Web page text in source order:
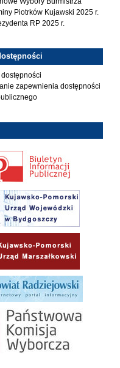
Piotrków Kujawski 2025 r.
RP 2025 r.
zapewnienia dostępności